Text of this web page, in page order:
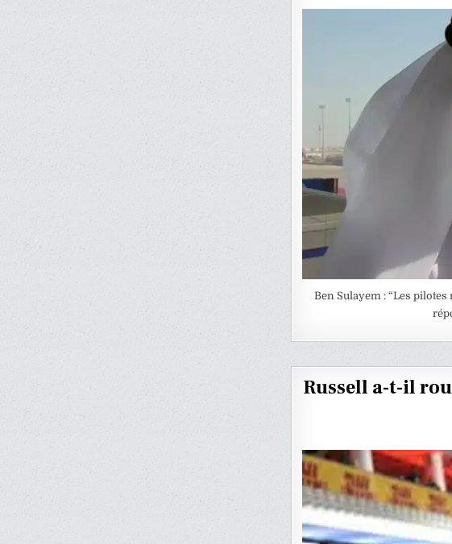
Ben Sulayem : “Les pilotes
Russell a-t-il